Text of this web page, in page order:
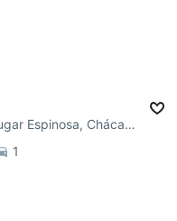
R. Francisco Andugar Espinosa, Chácara Agrindus
1